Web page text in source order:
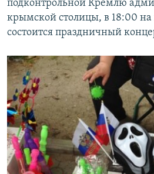
подконтрольной Кремлю
крымской столицы, в 18:00
состоится праздничный